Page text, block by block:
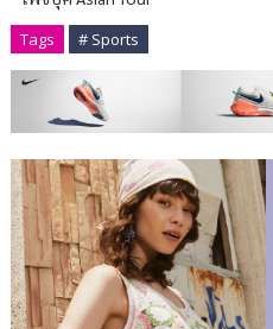
Tags
# Sports